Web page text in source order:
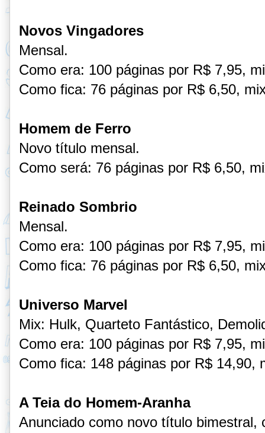
Novos Vingadores
Mensal.
Como era: 100 páginas por R$ 7,95,
Como fica: 76 páginas por R$ 6,50,
Homem de Ferro
Novo título mensal.
Como será: 76 páginas por R$ 6,50,
Reinado Sombrio
Mensal.
Como era: 100 páginas por R$ 7,95,
Como fica: 76 páginas por R$ 6,50,
Universo Marvel
Mix: Hulk, Quarteto Fantástico,
Como era: 100 páginas por R$ 7,95,
Como fica: 148 páginas por R$ 14,90,
A Teia do Homem-Aranha
Anunciado como novo título bimestral,